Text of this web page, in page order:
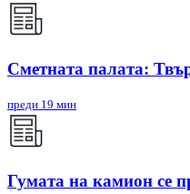
Сметната палата:
преди 19 мин
Гумата на камион се